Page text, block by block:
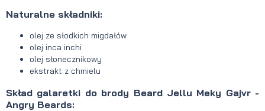
Naturalne składniki:
olej ze słodkich migdałów
olej inca inchi
olej słonecznikowy
ekstrakt z chmielu
Skład galaretki do brody Beard Jellu Meky Gajvr -
Angry Beards: